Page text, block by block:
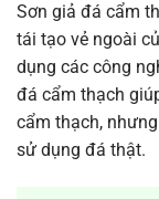
Sơn giả đá cẩm
tái tạo vẻ ngoài
dụng các công
đá cẩm thạch
cẩm thạch,
sử dụng đá thật.